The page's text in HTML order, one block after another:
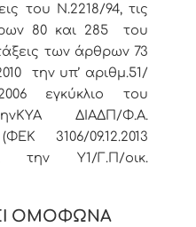
του Ν.2218/94, τις
80 και 285 του
των άρθρων 73
την υπ’ αριθμ.51/
εγκύκλιο του
ΚΥΑ ΔΙΑΔΠ/Φ.Α.
(ΦΕΚ 3106/09.12.2013
την Υ1/Γ.Π/οικ.
ΟΜΟΦΩΝΑ